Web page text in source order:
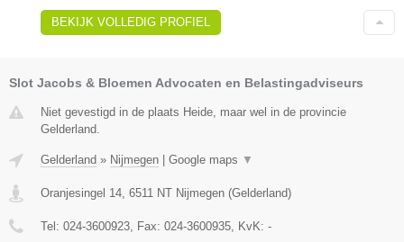
BEKIJK VOLLEDIG PROFIEL
Slot Jacobs & Bloemen Advocaten en Belastingadviseurs
Niet gevestigd in de plaats Heide, maar wel in de provincie
Gelderland.
Gelderland » Nijmegen Google maps ▼
Oranjesingel 14, 6511 NT Nijmegen (Gelderland)
Tel: 024-3600923, Fax: 024-3600935, KvK: -